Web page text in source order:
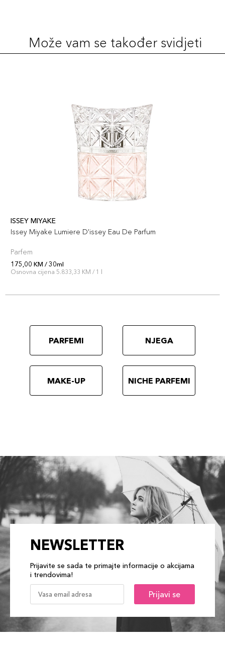
Može vam se također svidjeti
ISSEY MIYAKE
Issey Miyake Lumiere D'issey Eau De Parfum
Parfem
175,00 KM / 30ml
Osnovna cijena 5.833,33 KM / 1 l
PARFEMI NJEGA
MAKE-UP NICHE PARFEMI
NEWSLETTER
Prijavite se sada te primajte informacije o akcijama
i trendovima!
Prijavi se